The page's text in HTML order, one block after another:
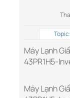
Máy Lạnh
43PR1H5-
Máy Lạnh